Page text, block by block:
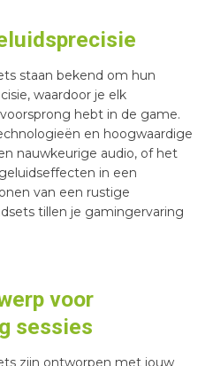
staan bekend om hun
waardoor je elk
hebt in de game.
en hoogwaardige
nauwkeurige audio, of het
in een
van een rustige
tillen je gamingervaring
voor
sessies
zijn ontworpen met jouw